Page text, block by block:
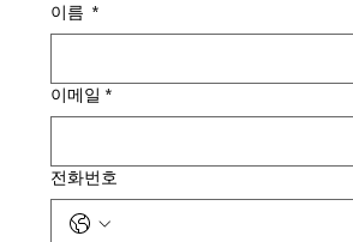
이름 *
이메일 *
전화번호